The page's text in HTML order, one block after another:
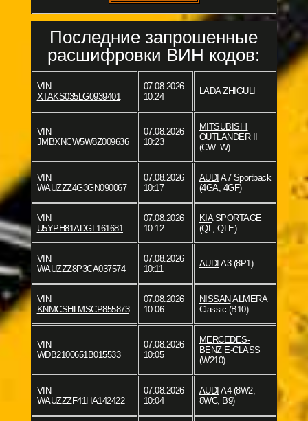
Последние запрошенные
расшифровки ВИН кодов:
VIN
XTAKS035LG0939401
07.08.2026
10:24
LADAZHIGULI
VIN
JMBXNCW5W8Z009636
07.08.2026
10:23
MITSUBISHI
OUTLANDER II
(CW_W)
VIN
WAUZZZ4G3GN090067
07.08.2026
10:17
AUDI A7 Sportback
(4GA, 4GF)
VIN
U5YPH81ADGL161681
07.08.2026
10:12
KIASPORTAGE
(QL, QLE)
VIN
WAUZZZ8P3CA037574
07.08.2026
10:11
AUDI A3 (8P1)
VIN
KNMCSHLMSCP855873
07.08.2026
10:06
NISSAN ALMERA
Classic (B10)
VIN
WDB2100651B015533
07.08.2026
10:05
MERCEDES-
BENZE-CLASS
(W210)
VIN
WAUZZZF41HA142422
07.08.2026
10:04
AUDI A4 (8W2,
8WC, B9)